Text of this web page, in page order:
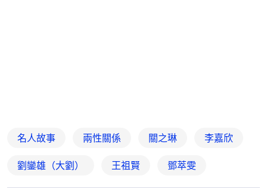
名人故事 兩性關係 關之琳 李嘉欣
劉鑾雄（大劉） 王祖賢 鄧萃雯